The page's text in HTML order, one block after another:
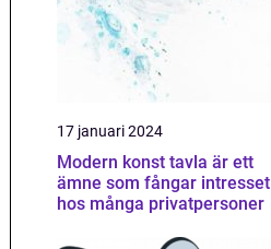
17 januari 2024
Modern konst tavla är ett
ämne som fångar intresset
hos många privatpersoner